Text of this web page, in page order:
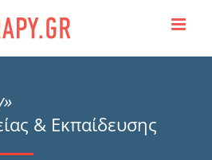
& Εκπαίδευσης